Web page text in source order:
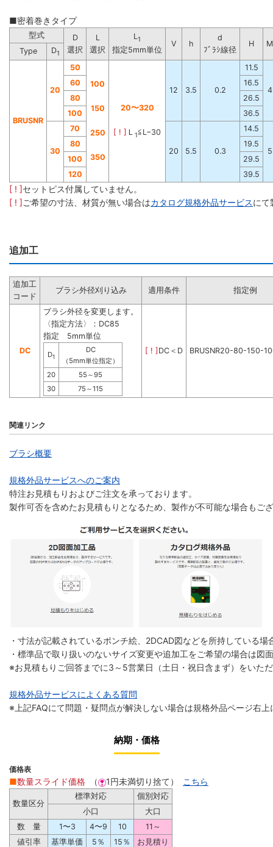
■密着巻きタイプ
型式
D
選択
L
選択
L 1
指定5mm単位
V h
d
ﾌﾞﾗｼ線径
H
M
Type
D1
BRUSNR
20
50
100
150
250
350
20〜320
[ ! ] Ｌ 1≦L−30
12 3.5 0.2
11.5
4
60
16.5
80
26.5
100
36.5
30
70
20 5.5 0.3
14.5
5
80
19.5
100
29.5
120
39.5
[ ! ]セットピス付属していません。
[ ! ]ご希望の寸法、材質が無い場合はカタログ規格外品サービスにて
追加工
追加工
コード
ブラシ外径刈り込み 適用条件 指定例
DC
ブラシ外径を変更します。
〈指定方法〉：DC85
指定 5mm単位
D1
DC
（5mm単位指定）
20
55～95
30
75～115
[ ! ] DC＜D BRUSNR20-80-150-
関連リンク
ブラシ概要
規格外品サービスへのご案内
特注お見積もりおよびご注文を承っております。
製作可否を含めたお見積もりとなるため、製作が不可能な場合もご
・寸法が記載されているポンチ絵、2DCAD図などを所持している場
・標準品で取り扱いのないサイズ変更や追加工をご希望の場合は図
※お見積もりご回答までに3～5営業日（土日・祝日含まず）をいた
規格外品サービスによくある質問
※上記FAQにて問題・疑問点が解決しない場合は規格外品ページ右上
納期・価格
価格表
■数量スライド価格 （ 1円未満切り捨て） こちら
数量区分
標準対応
個別対応
小口
大口
数 量
1〜3 4〜9 10
11～
値引率
基準単価 5％ 15％ お見積り